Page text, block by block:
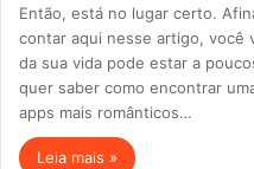
Então, está no lugar certo.
contar aqui nesse artigo, você
da sua vida pode estar a
quer saber como encontrar
apps mais românticos…
Leia mais »